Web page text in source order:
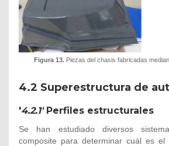
Figura 13.Piezas del chasis fabricadas
4.2 Superestructura de
'4.2.1'Perfiles estructurales
Se han estudiado diversos
composite para determinar cuál es